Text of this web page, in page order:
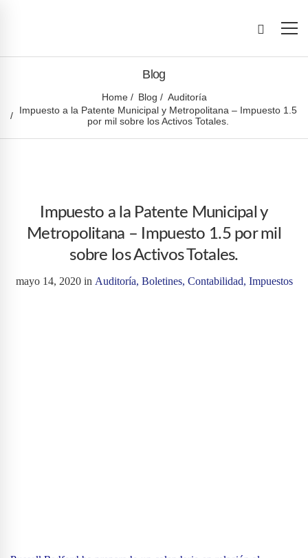
Blog
Home Blog
Auditoría
Impuesto a la Patente Municipal y Metropolitana – Impuesto 1.5
por mil sobre los Activos Totales.
Impuesto a la Patente Municipal y
Metropolitana – Impuesto 1.5 por mil
sobre los Activos Totales.
mayo 14, 2020in Auditoría, Boletines, Contabilidad, Impuestos